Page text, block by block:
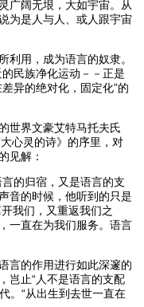
广阔无垠，大如宇宙。从
为是人与人、或人跟宇宙
用，成为语言的奴隶。
民族净化运动－－正是
异的绝对化，固定化”的
界文豪艾特马托夫氏
心灵的诗》的序里，对
见解：
的归宿，又是语言的支
音的时候，他听到的只是
我们，又重返我们之
一直在为我们服务。语言
的作用进行如此深邃的
岂止“人不是语言的支配
。“从出生到去世一直在